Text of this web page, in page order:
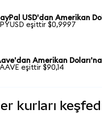
USD'dan Amerikan
PYUSD eşittir $0,9997
Amerikan Doları'na
AAVE eşittir $90,14
kurları